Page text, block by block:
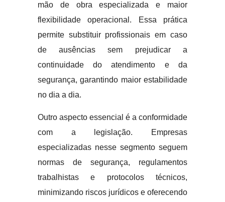
mão de obra especializada e maior
flexibilidade operacional. Essa prática
permite substituir profissionais em caso
de ausências sem prejudicar a
continuidade do atendimento e da
segurança, garantindo maior estabilidade
no dia a dia.
Outro aspecto essencial é a conformidade
com a legislação. Empresas
especializadas nesse segmento seguem
normas de segurança, regulamentos
trabalhistas e protocolos técnicos,
minimizando riscos jurídicos e oferecendo